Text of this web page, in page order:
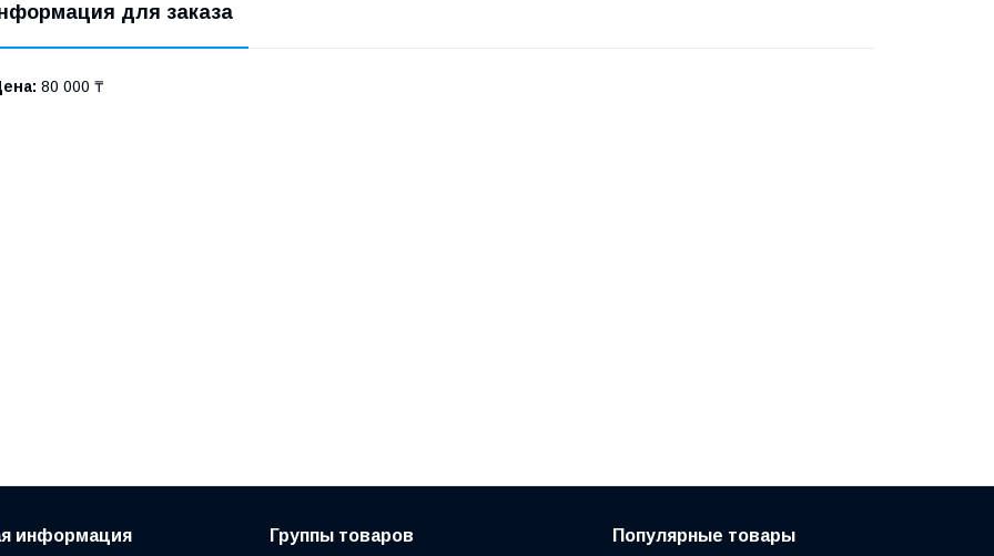
для заказа
80 000 ₸
информация Группы товаров Популярные товары